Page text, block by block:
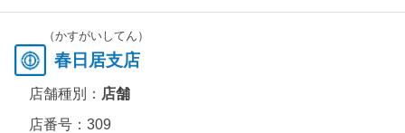
（かすがいしてん）
春日居支店
店舗種別： 店舗
店番号：309